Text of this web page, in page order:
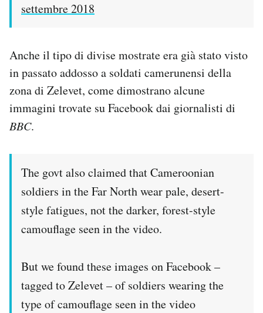
settembre 2018
Anche il tipo di divise mostrate era già stato visto
in passato addosso a soldati camerunensi della
zona di Zelevet, come dimostrano alcune
immagini trovate su Facebook dai giornalisti di
BBC.
The govt also claimed that Cameroonian
soldiers in the Far North wear pale, desert-
style fatigues, not the darker, forest-style
camouflage seen in the video.
But we found these images on Facebook –
tagged to Zelevet – of soldiers wearing the
type of camouflage seen in the video